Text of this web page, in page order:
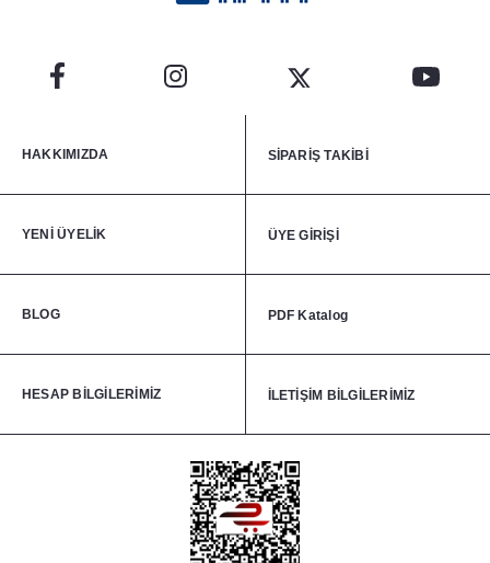
HAKKIMIZDA SİPARİŞ TAKİBİ
YENİ ÜYELİK ÜYE GİRİŞİ
BLOG PDF Katalog
HESAP BİLGİLERİMİZ İLETİŞİM BİLGİLERİMİZ